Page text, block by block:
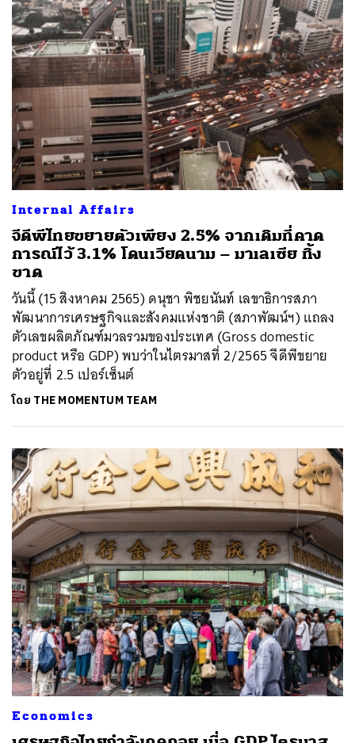
Internal Affairs
จีดีพีไทยขยายตัวเพียง 2.5% จากเดิมที่คาด
การณ์ไว้ 3.1% โดนเวียดนาม – มาเลเซีย ทิ้ง
ขาด
วันนี้ (15 สิงหาคม 2565) ดนุชา พิชยนันท์ เลขาธิการสภา
พัฒนาการเศรษฐกิจและสังคมแห่งชาติ (สภาพัฒน์ฯ) แถลง
ตัวเลขผลิตภัณฑ์มวลรวมของประเทศ (Gross domestic
product หรือ GDP) พบว่าในไตรมาสที่ 2/2565 จีดีพีขยาย
ตัวอยู่ที่ 2.5 เปอร์เซ็นต์
โดย THE MOMENTUM TEAM
Economics